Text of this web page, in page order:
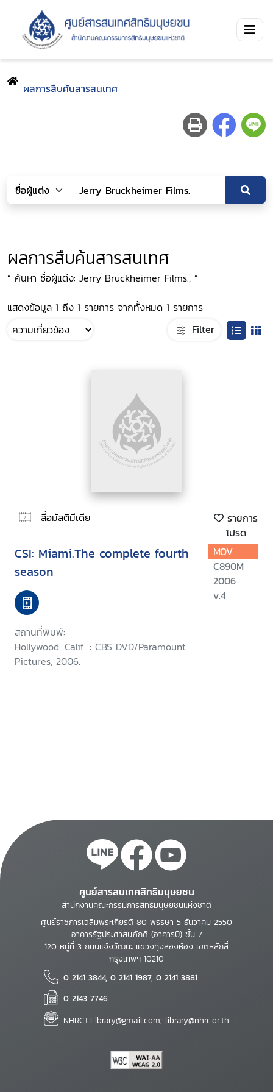
ผลการสืบค้นสารสนเทศ
ผลการสืบค้นสารสนเทศ
“ ค้นหา ชื่อผู้แต่ง: Jerry Bruckheimer Films., ”
แสดงข้อมูล 1 ถึง 1 รายการ จากทั้งหมด 1 รายการ
Filter
สื่อมัลติมีเดีย
รายการ
โปรด
CSI: Miami.The complete fourth
season
สถานที่พิมพ์:
Hollywood, Calif. : CBS DVD/Paramount
Pictures, 2006.
MOV
C890M
2006
v.4
ศูนย์สารสนเทศสิทธิมนุษยชน
สำนักงานคณะกรรมการสิทธิมนุษยชนแห่งชาติ
ศูนย์ราชการเฉลิมพระเกียรติ 80 พรรษา 5 ธันวาคม 2550
อาคารรัฐประศาสนภักดี (อาคารบี) ชั้น 7
120 หมู่ที่ 3 ถนนแจ้งวัฒนะ แขวงทุ่งสองห้อง เขตหลักสี่
กรุงเทพฯ 10210
0 2141 3844, 0 2141 1987, 0 2141 3881
0 2143 7746
NHRCT.Library@gmail.com; library@nhrc.or.th